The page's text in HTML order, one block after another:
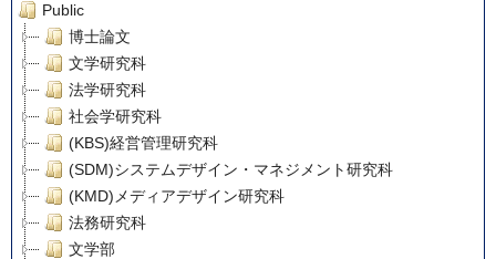
Public
博士論文
文学研究科
法学研究科
社会学研究科
(KBS)経営管理研究科
(SDM)システムデザイン・マネジメント研究科
(KMD)メディアデザイン研究科
法務研究科
文学部